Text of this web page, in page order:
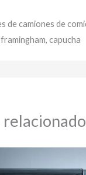
de camiones de
capucha